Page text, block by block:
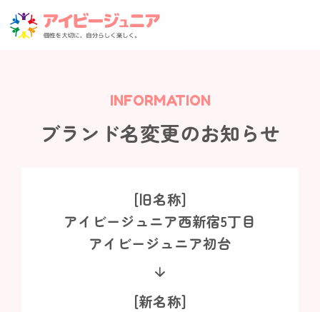
INFORMATION
ブランド名変更のお知らせ
[旧名称]
アイビージュニア西新宿5丁目
アイビージュニア初台
arrow_forward
[新名称]